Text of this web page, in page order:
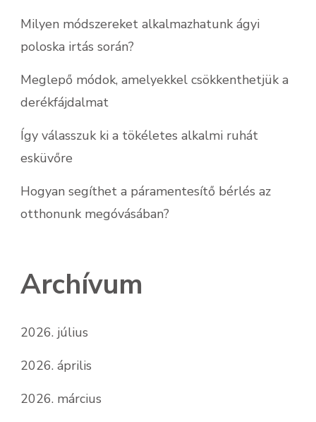
Milyen módszereket alkalmazhatunk ágyi
poloska irtás során?
Meglepő módok, amelyekkel csökkenthetjük a
derékfájdalmat
Így válasszuk ki a tökéletes alkalmi ruhát
esküvőre
Hogyan segíthet a páramentesítő bérlés az
otthonunk megóvásában?
Archívum
2026. július
2026. április
2026. március